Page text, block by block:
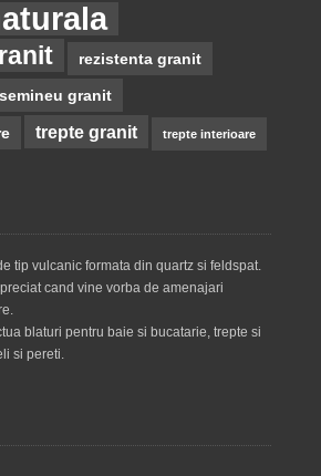
rezistenta granit
semineu granit
trepte granit trepte interioare
tip vulcanic formata din quartz si feldspat.
cand vine vorba de amenajari
blaturi pentru baie si bucatarie, trepte si
si pereti.